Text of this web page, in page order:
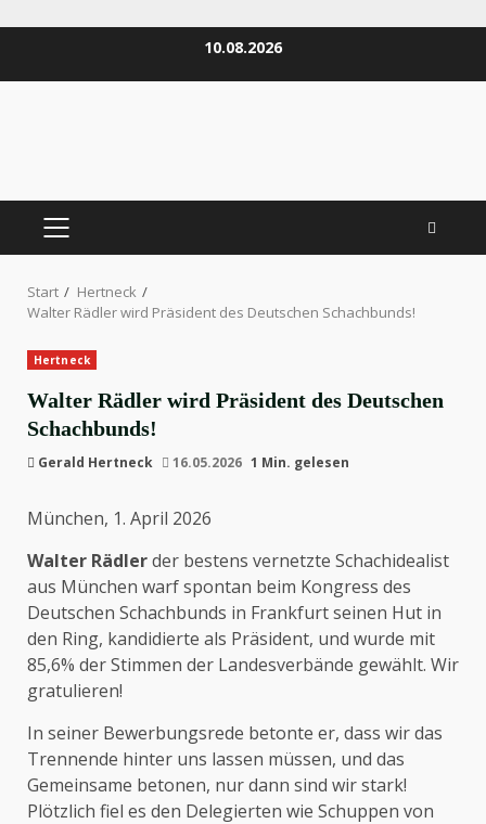
10.08.2026
PRIMÄRES
Start
Hertneck
Walter Rädler wird Präsident des Deutschen Schachbunds!
Hertneck
Walter Rädler wird Präsident des Deutschen
Schachbunds!
Gerald Hertneck 16.05.2026 1 Min. gelesen
München, 1. April 2026
Walter Rädlerder bestens vernetzte Schachidealist
aus München warf spontan beim Kongress des
Deutschen Schachbunds in Frankfurt seinen Hut in
den Ring, kandidierte als Präsident, und wurde mit
85,6% der Stimmen der Landesverbände gewählt. Wir
gratulieren!
In seiner Bewerbungsrede betonte er, dass wir das
Trennende hinter uns lassen müssen, und das
Gemeinsame betonen, nur dann sind wir stark!
Plötzlich fiel es den Delegierten wie Schuppen von